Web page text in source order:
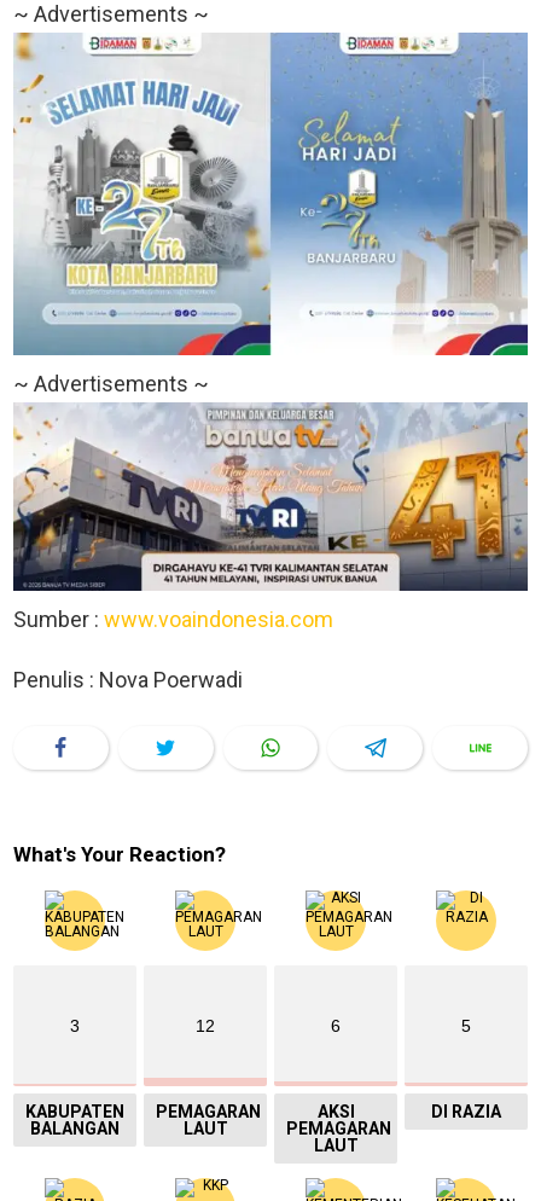
~ Advertisements ~
~ Advertisements ~
Sumber : www.voaindonesia.com
Penulis : Nova Poerwadi
What's Your Reaction?
3
KABUPATEN
BALANGAN
12
PEMAGARAN
LAUT
6
AKSI
PEMAGARAN
LAUT
5
DI RAZIA